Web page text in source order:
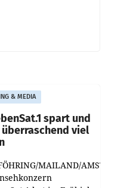
& MEDIA
spart und
viel
MAILAND/AMSTERDAM.